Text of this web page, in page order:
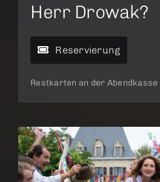
Herr Drowak?
Reservierung
Restkarten an der